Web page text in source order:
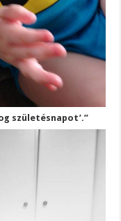
születésnapot’.”